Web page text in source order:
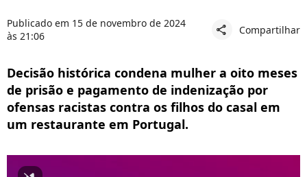
Publicado em 15 de novembro de 2024
às 21:06
share Compartilhar
Decisão histórica condena mulher a oito meses
de prisão e pagamento de indenização por
ofensas racistas contra os filhos do casal em
um restaurante em Portugal.